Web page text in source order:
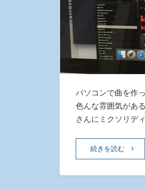
パソコンで曲を作
色んな雰囲気があ
さんにミクソリデ
続きを読む